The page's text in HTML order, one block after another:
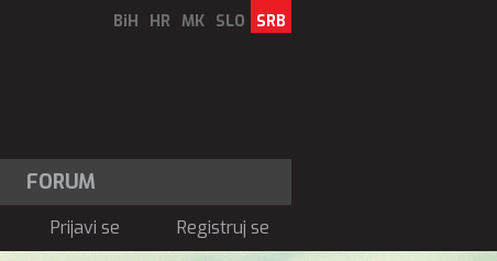
BiH HR MK SLO SRB
FORUM
Prijavi se Registruj se